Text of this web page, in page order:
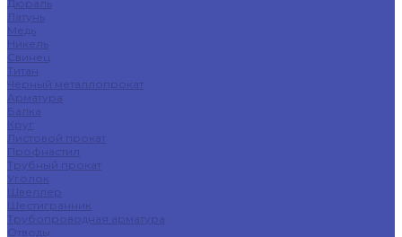
Дюраль
Латунь
Медь
Никель
Свинец
Титан
Черный металлопрокат
Арматура
Балка
Круг
Листовой прокат
Профнастил
Трубный прокат
Уголок
Швеллер
Шестигранник
Трубопроводная арматура
Отводы